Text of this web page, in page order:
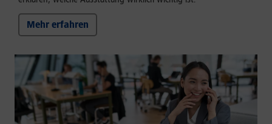
Mehr erfahren